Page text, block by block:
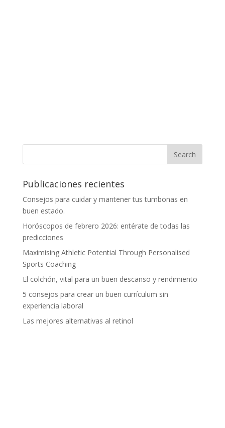
Publicaciones recientes
Consejos para cuidar y mantener tus tumbonas en
buen estado.
Horóscopos de febrero 2026: entérate de todas las
predicciones
Maximising Athletic Potential Through Personalised
Sports Coaching
El colchón, vital para un buen descanso y rendimiento
5 consejos para crear un buen currículum sin
experiencia laboral
Las mejores alternativas al retinol